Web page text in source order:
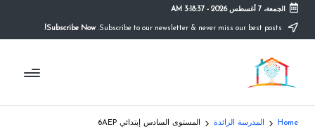
content
الجمعة، 7 أغسطس 2026 -
3:18:38 AM
Subscribe Now!
م
و
ق
التعليم
الصريح
Home المدرسة الرائدة المستوى السادس إبتدائي 6AEP